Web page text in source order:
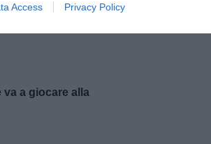
Access Privacy Policy
va a giocare alla